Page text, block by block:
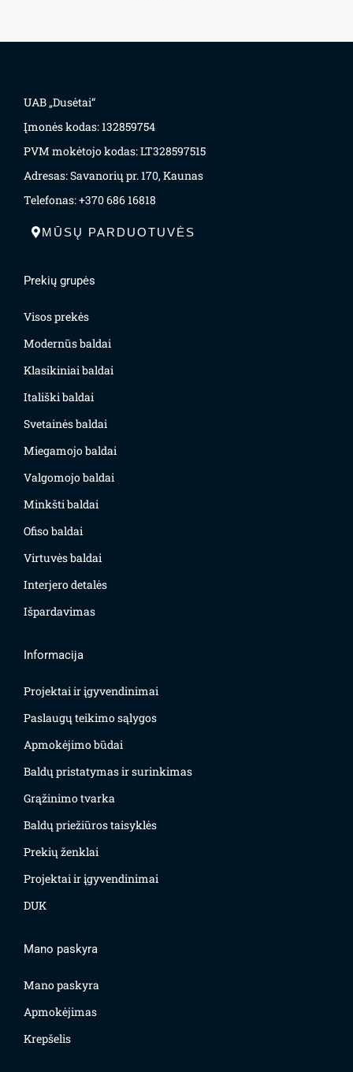
UAB „Dusėtai“
Įmonės kodas: 132859754
PVM mokėtojo kodas: LT328597515
Adresas: Savanorių pr. 170, Kaunas
Telefonas: +370 686 16818
MŪSŲ PARDUOTUVĖS
Prekių grupės
Visos prekės
Modernūs baldai
Klasikiniai baldai
Itališki baldai
Svetainės baldai
Miegamojo baldai
Valgomojo baldai
Minkšti baldai
Ofiso baldai
Virtuvės baldai
Interjero detalės
Išpardavimas
Informacija
Projektai ir įgyvendinimai
Paslaugų teikimo sąlygos
Apmokėjimo būdai
Baldų pristatymas ir surinkimas
Grąžinimo tvarka
Baldų priežiūros taisyklės
Prekių ženklai
Projektai ir įgyvendinimai
DUK
Mano paskyra
Mano paskyra
Apmokėjimas
Krepšelis